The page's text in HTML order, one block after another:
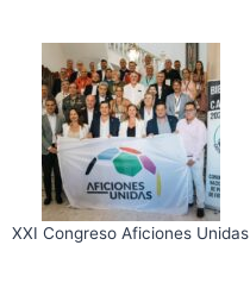
XXI Congreso Aficiones Unidas